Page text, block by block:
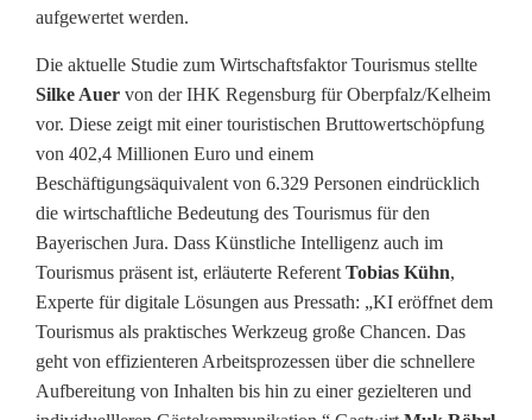
ü
r
d
e
n
B
a
y
e
aufgewertet werden.
Die aktuelle Studie zum Wirtschaftsfaktor Tourismus stellte
Silke Auer von der IHK Regensburg für Oberpfalz/Kelheim
vor. Diese zeigt mit einer touristischen Bruttowertschöpfung
von 402,4 Millionen Euro und einem
Beschäftigungsäquivalent von 6.329 Personen eindrücklich
die wirtschaftliche Bedeutung des Tourismus für den
Bayerischen Jura. Dass Künstliche Intelligenz auch im
Tourismus präsent ist, erläuterte Referent Tobias Kühn,
Experte für digitale Lösungen aus Pressath: „KI eröffnet dem
Tourismus als praktisches Werkzeug große Chancen. Das
geht von effizienteren Arbeitsprozessen über die schnellere
Aufbereitung von Inhalten bis hin zu einer gezielteren und